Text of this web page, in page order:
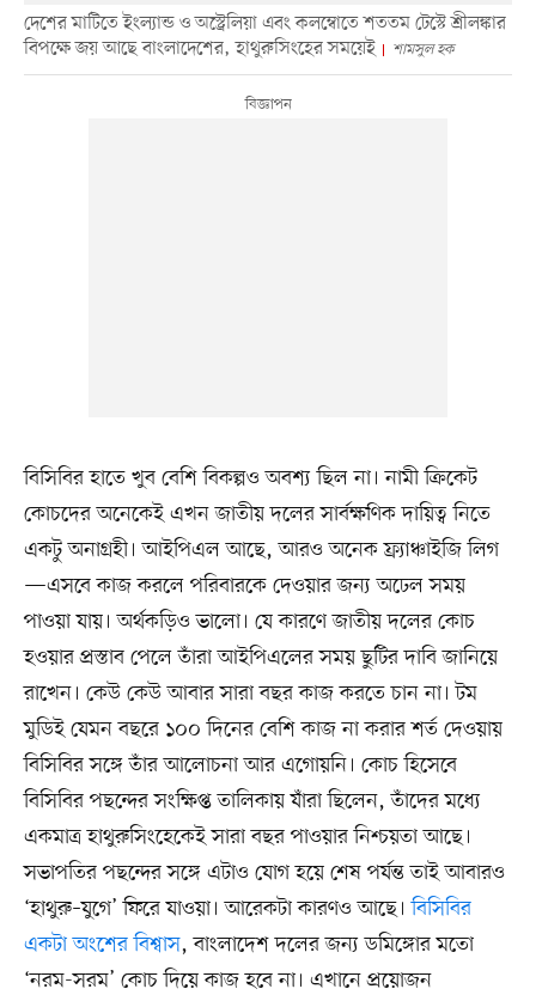
দেশের মাটিতে ইংল্যান্ড ও অস্ট্রেলিয়া এবং কলম্বোতে শততম টেস্টে শ্রীলঙ্কার
বিপক্ষে জয় আছে বাংলাদেশের, হাথুরুসিংহের সময়েই
শামসুল হক
বিসিবির হাতে খুব বেশি বিকল্পও অবশ্য ছিল না। নামী ক্রিকেট
কোচদের অনেকেই এখন জাতীয় দলের সার্বক্ষণিক দায়িত্ব নিতে
একটু অনাগ্রহী। আইপিএল আছে, আরও অনেক ফ্র্যাঞ্চাইজি লিগ
—এসবে কাজ করলে পরিবারকে দেওয়ার জন্য অঢেল সময়
পাওয়া যায়। অর্থকড়িও ভালো। যে কারণে জাতীয় দলের কোচ
হওয়ার প্রস্তাব পেলে তাঁরা আইপিএলের সময় ছুটির দাবি জানিয়ে
রাখেন। কেউ কেউ আবার সারা বছর কাজ করতে চান না। টম
মুডিই যেমন বছরে ১০০ দিনের বেশি কাজ না করার শর্ত দেওয়ায়
বিসিবির সঙ্গে তাঁর আলোচনা আর এগোয়নি। কোচ হিসেবে
বিসিবির পছন্দের সংক্ষিপ্ত তালিকায় যাঁরা ছিলেন, তাঁদের মধ্যে
একমাত্র হাথুরুসিংহেকেই সারা বছর পাওয়ার নিশ্চয়তা আছে।
সভাপতির পছন্দের সঙ্গে এটাও যোগ হয়ে শেষ পর্যন্ত তাই আবারও
‘হাথুরু–যুগে’ ফিরে যাওয়া। আরেকটা কারণও আছে।বিসিবির
একটা অংশের বিশ্বাস, বাংলাদেশ দলের জন্য ডমিঙ্গোর মতো
‘নরম-সরম’ কোচ দিয়ে কাজ হবে না। এখানে প্রয়োজন